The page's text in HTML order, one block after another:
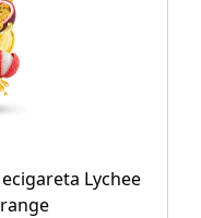
Lychee